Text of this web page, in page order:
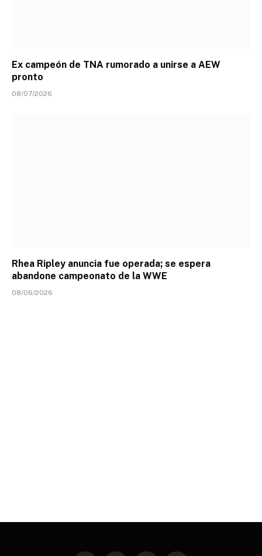
Ex campeón de TNA rumorado a unirse a AEW
pronto
08/07/2026
Rhea Ripley anuncia fue operada; se espera
abandone campeonato de la WWE
08/06/2026